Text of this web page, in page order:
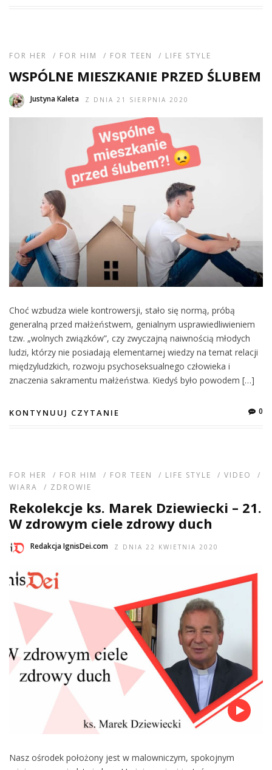
FOR HER / FOR HIM / FOR TEEN / LIFE STYLE
WSPÓLNE MIESZKANIE PRZED ŚLUBEM
Justyna Kaleta Z DNIA 21 SIERPNIA 2020
Choć wzbudza wiele kontrowersji, stało się normą, próbą
generalną przed małżeństwem, genialnym usprawiedliwieniem
tzw. „wolnych związków”, czy zwyczajną naiwnością młodych
ludzi, którzy nie posiadają elementarnej wiedzy na temat relacji
międzyludzkich, rozwoju psychoseksualnego człowieka i
znaczenia sakramentu małżeństwa. Kiedyś było powodem […]
KONTYNUUJ CZYTANIE 0
FOR HER / FOR HIM / FOR TEEN / LIFE STYLE / VIDEO
/
WIARA
/ ZDROWIE
Rekolekcje ks. Marek Dziewiecki – 21.
W zdrowym ciele zdrowy duch
Redakcja IgnisDei.com Z DNIA 22 KWIETNIA 2020
Nasz ośrodek położony jest w malowniczym, spokojnym